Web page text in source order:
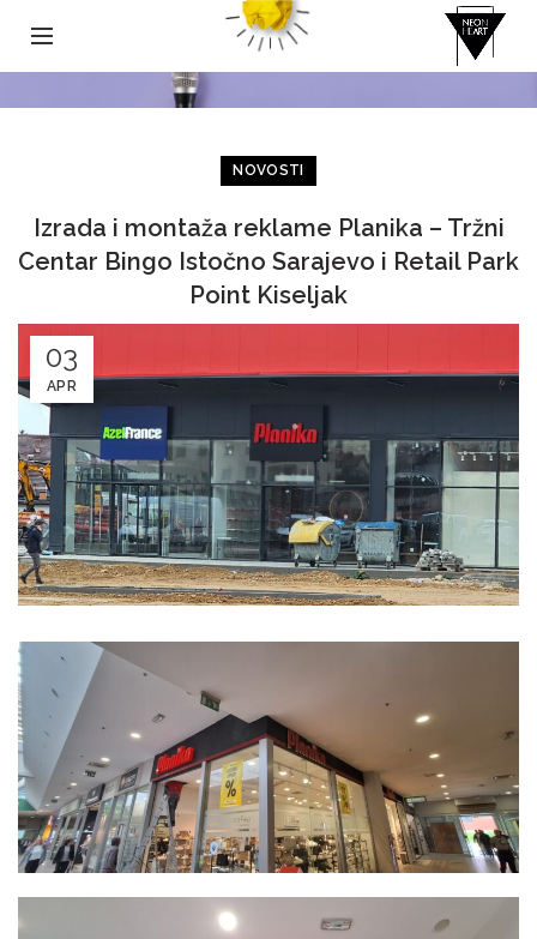
NOVOSTI
Izrada i montaža reklame Planika – Tržni
Centar Bingo Istočno Sarajevo i Retail Park
Point Kiseljak
03
APR